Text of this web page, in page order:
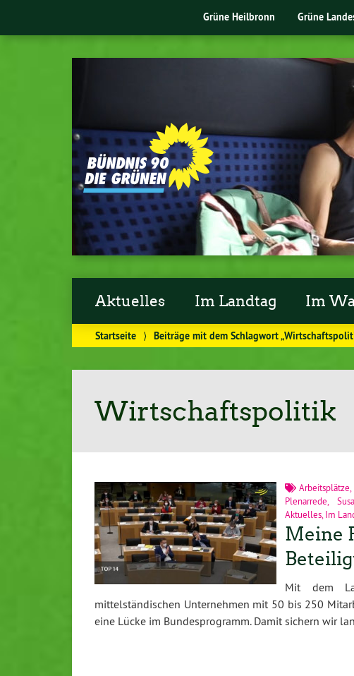
Grüne Heilbronn Grüne
Aktuelles Im Landtag Im
Startseite ⟩ Beiträge mit dem Schlagwort
Wirtschaftspolitik
Arbeitsplätze
Plenarrede ,
Aktuelles, Im
Meine
Mit dem
mittelständischen Unternehmen mit 50 bis 250
eine Lücke im Bundesprogramm. Damit sichern wir